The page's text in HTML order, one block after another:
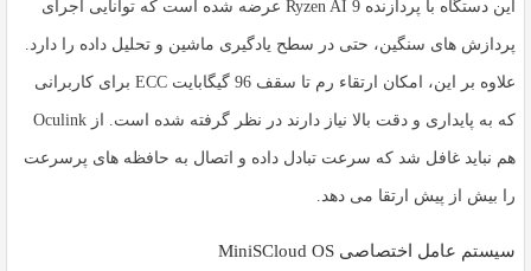
این دستگاه با پردازنده Ryzen AI 9 عرضه شده است که توانایی اجرای
پردازش های سنگین، حتی در سطح یادگیری ماشین و تحلیل داده را دارد.
علاوه بر این، امکان ارتقاء رم تا سقف 96 گیگابایت ECC برای کاربرانی
که به پایداری و دقت بالا نیاز دارند در نظر گرفته شده است. از Oculink
هم نباید غافل شد که سرعت تبادل داده و اتصال به حافظه های پرسرعت
را بیش از پیش ارتقا می دهد.
سیستم عامل اختصاصی MiniSCloud OS